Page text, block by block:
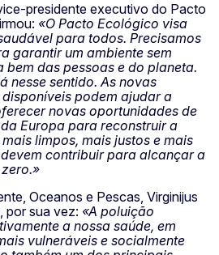
presidente executivo do Pacto
«O Pacto Ecológico visa
para todos. Precisamos
garantir um ambiente sem
bem das pessoas e do planeta.
nesse sentido. As novas
podem ajudar a
novas oportunidades de
Europa para reconstruir a
limpos, mais justos e mais
contribuir para alcançar a
Oceanos e Pescas, Virginijus
por sua vez: «A poluição
a nossa saúde, em
vulneráveis e socialmente